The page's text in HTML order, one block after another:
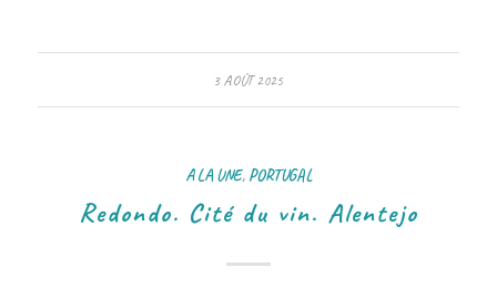
3 AOÛT 2025
A LA UNE, PORTUGAL
Redondo. Cité du vin. Alentejo